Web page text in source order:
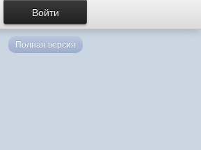
Полная версия